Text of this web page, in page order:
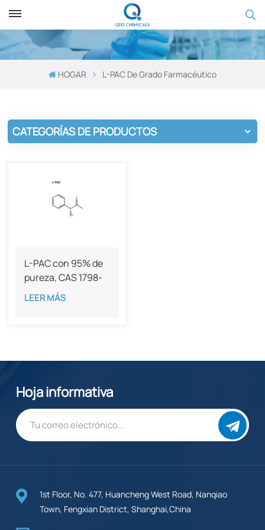
HOGAR L-PAC De Grado Farmacéutico
CATEGORÍAS DE PRODUCTOS
L-PAC con 95% de
pureza, CAS 1798-
60-3
LEER MÁS
Hoja informativa
1st Floor, No. 477, Huancheng West Road, Nanqiao
Town, Fengxian District, Shanghai,China